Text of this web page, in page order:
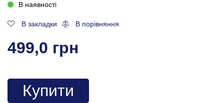
В наявності
В закладки В порівняння
499,0 грн
Купити